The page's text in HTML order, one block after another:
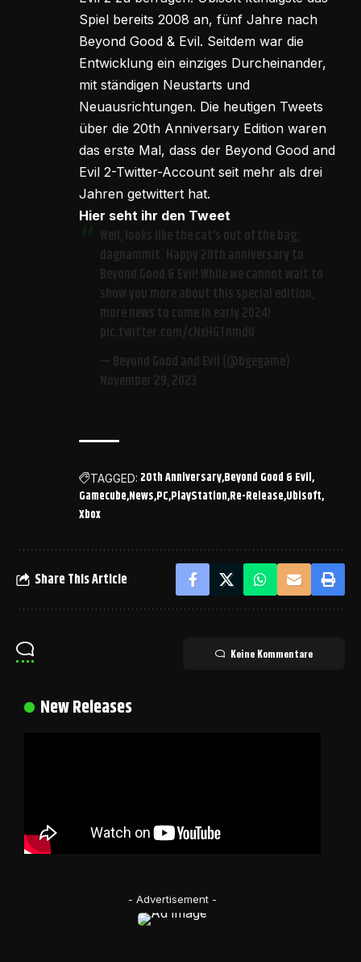
Spiel bereits 2008 an, fünf Jahre nach
Beyond Good & Evil. Seitdem war die
Entwicklung ein einziges Durcheinander,
mit ständigen Neustarts und
Neuausrichtungen. Die heutigen Tweets
über die 20th Anniversary Edition waren
das erste Mal, dass der Beyond Good and
Evil 2-Twitter-Account seit mehr als drei
Jahren getwittert hat.
Hier seht ihr den Tweet
TAGGED: 20th AnniversaryBeyond Good & Evil
Gamecube News PC PlayStation Re-Release Ubisoft
Xbox
Share This Article
Keine Kommentare
New Releases
- Advertisement -